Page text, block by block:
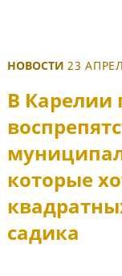
НОВОСТИ 23
В Карелии
которые
садика